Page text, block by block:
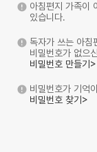
아침편지 가족이
있습니다.
독자가 쓰는 아침
비밀번호가 없으
비밀번호 만들기>
비밀번호가 기억
비밀번호 찾기>